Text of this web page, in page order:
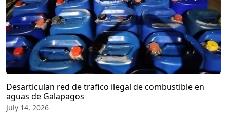
Desarticulan red de trafico ilegal de combustible en
aguas de Galapagos
July 14, 2026